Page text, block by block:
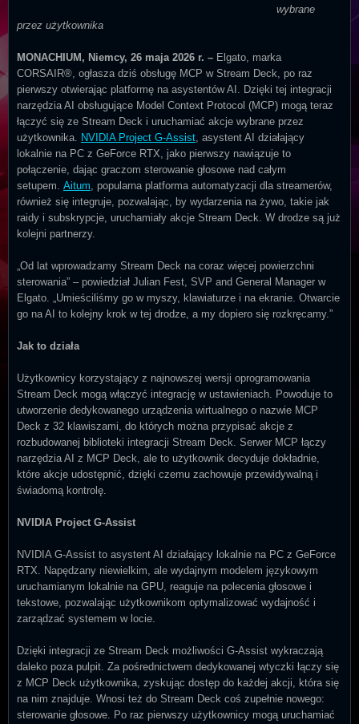
wybrane
przez użytkownika
MONACHIUM, Niemcy, 26 maja 2026 r. – Elgato, marka
CORSAIR®, ogłasza dziś obsługę MCP w Stream Deck, po raz
pierwszy otwierając platformę na asystentów AI. Dzięki tej integracji
narzędzia AI obsługujące Model Context Protocol (MCP) mogą teraz
łączyć się ze Stream Deck i uruchamiać akcje wybrane przez
użytkownika. NVIDIA Project G-Assist, asystent AI działający
lokalnie na PC z GeForce RTX, jako pierwszy nawiązuje to
połączenie, dając graczom sterowanie głosowe nad całym
setupem. Aitum, popularna platforma automatyzacji dla streamerów,
również się integruje, pozwalając, by wydarzenia na żywo, takie jak
raidy i subskrypcje, uruchamiały akcje Stream Deck. W drodze są już
kolejni partnerzy.
„Od lat wprowadzamy Stream Deck na coraz więcej powierzchni
sterowania” – powiedział Julian Fest, SVP and General Manager w
Elgato. „Umieściliśmy go w myszy, klawiaturze i na ekranie. Otwarcie
go na AI to kolejny krok w tej drodze, a my dopiero się rozkręcamy.”
Jak to działa
Użytkownicy korzystający z najnowszej wersji oprogramowania
Stream Deck mogą włączyć integrację w ustawieniach. Powoduje to
utworzenie dedykowanego urządzenia wirtualnego o nazwie MCP
Deck z 32 klawiszami, do których można przypisać akcje z
rozbudowanej biblioteki integracji Stream Deck. Serwer MCP łączy
narzędzia AI z MCP Deck, ale to użytkownik decyduje dokładnie,
które akcje udostępnić, dzięki czemu zachowuje przewidywalną i
świadomą kontrolę.
NVIDIA Project G-Assist
NVIDIA G-Assist to asystent AI działający lokalnie na PC z GeForce
RTX. Napędzany niewielkim, ale wydajnym modelem językowym
uruchamianym lokalnie na GPU, reaguje na polecenia głosowe i
tekstowe, pozwalając użytkownikom optymalizować wydajność i
zarządzać systemem w locie.
Dzięki integracji ze Stream Deck możliwości G-Assist wykraczają
daleko poza pulpit. Za pośrednictwem dedykowanej wtyczki łączy się
z MCP Deck użytkownika, zyskując dostęp do każdej akcji, która się
na nim znajduje. Wnosi też do Stream Deck coś zupełnie nowego:
sterowanie głosowe. Po raz pierwszy użytkownicy mogą uruchamiać